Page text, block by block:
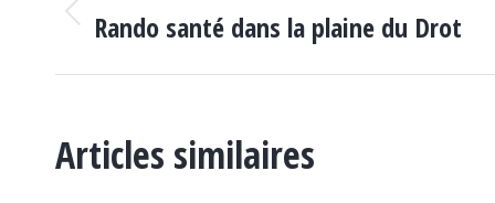
ARTICLE
Article
Rando santé dans la plaine du Drot
Articles similaires